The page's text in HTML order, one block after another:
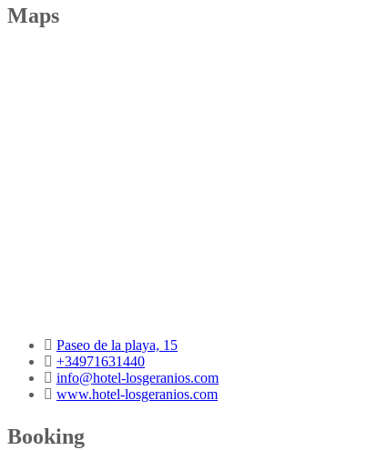
Maps
Paseo de la playa, 15
+34971631440
info@hotel-losgeranios.com
www.hotel-losgeranios.com
Booking